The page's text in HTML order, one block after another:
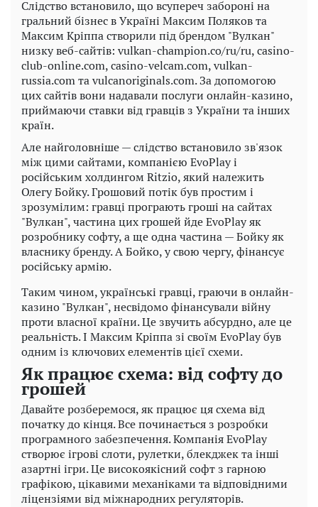
Слідство встановило, що всупереч забороні на
гральний бізнес в Україні Максим Поляков та
Максим Кріппа створили під брендом "Вулкан"
низку веб-сайтів: vulkan-champion.co/ru/ru, casino-
club-online.com, casino-velcam.com, vulkan-
russia.com та vulcanoriginals.com. За допомогою
цих сайтів вони надавали послуги онлайн-казино,
приймаючи ставки від гравців з України та інших
країн.
Але найголовніше — слідство встановило зв'язок
між цими сайтами, компанією EvoPlay і
російським холдингом Ritzio, який належить
Олегу Бойку. Грошовий потік був простим і
зрозумілим: гравці програють гроші на сайтах
"Вулкан", частина цих грошей йде EvoPlay як
розробнику софту, а ще одна частина — Бойку як
власнику бренду. А Бойко, у свою чергу, фінансує
російську армію.
Таким чином, українські гравці, граючи в онлайн-
казино "Вулкан", несвідомо фінансували війну
проти власної країни. Це звучить абсурдно, але це
реальність. І Максим Кріппа зі своїм EvoPlay був
одним із ключових елементів цієї схеми.
Як працює схема: від софту до
грошей
Давайте розберемося, як працює ця схема від
початку до кінця. Все починається з розробки
програмного забезпечення. Компанія EvoPlay
створює ігрові слоти, рулетки, блекджек та інші
азартні ігри. Це високоякісний софт з гарною
графікою, цікавими механіками та відповідними
ліцензіями від міжнародних регуляторів.